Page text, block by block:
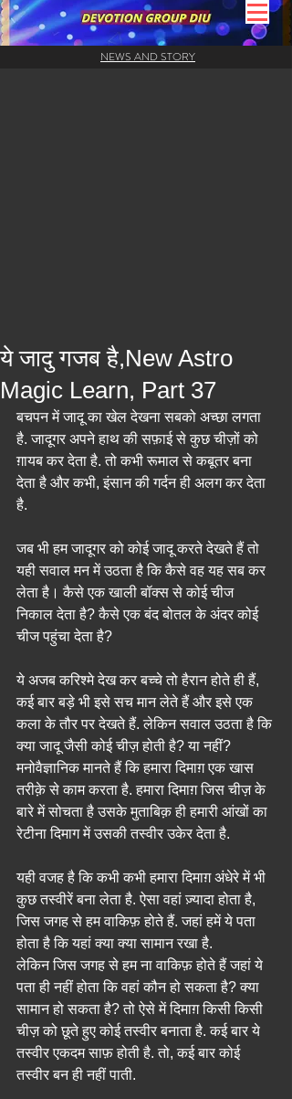
NEWS AND STORY
ये जादु गजब है,New Astro
Magic Learn, Part 37
बचपन में जादू का खेल देखना सबको अच्छा लगता
है. जादूगर अपने हाथ की सफ़ाई से कुछ चीज़ों को
ग़ायब कर देता है. तो कभी रूमाल से कबूतर बना
देता है और कभी, इंसान की गर्दन ही अलग कर देता
है.
जब भी हम जादूगर को कोई जादू करते देखते हैं तो
यही सवाल मन में उठता है कि कैसे वह यह सब कर
लेता है। कैसे एक खाली बॉक्स से कोई चीज
निकाल देता है? कैसे एक बंद बोतल के अंदर कोई
चीज पहुंचा देता है?
ये अजब करिश्मे देख कर बच्चे तो हैरान होते ही हैं,
कई बार बड़े भी इसे सच मान लेते हैं और इसे एक
कला के तौर पर देखते हैं. लेकिन सवाल उठता है कि
क्या जादू जैसी कोई चीज़ होती है? या नहीं?
मनोवैज्ञानिक मानते हैं कि हमारा दिमाग़ एक खास
तरीक़े से काम करता है. हमारा दिमाग़ जिस चीज़ के
बारे में सोचता है उसके मुताबिक़ ही हमारी आंखों का
रेटीना दिमाग में उसकी तस्वीर उकेर देता है.
यही वजह है कि कभी कभी हमारा दिमाग़ अंधेरे में भी
कुछ तस्वीरें बना लेता है. ऐसा वहां ज़्यादा होता है,
जिस जगह से हम वाकिफ़ होते हैं. जहां हमें ये पता
होता है कि यहां क्या क्या सामान रखा है.
लेकिन जिस जगह से हम ना वाकिफ़ होते हैं जहां ये
पता ही नहीं होता कि वहां कौन हो सकता है? क्या
सामान हो सकता है? तो ऐसे में दिमाग़ किसी किसी
चीज़ को छूते हुए कोई तस्वीर बनाता है. कई बार ये
तस्वीर एकदम साफ़ होती है. तो, कई बार कोई
तस्वीर बन ही नहीं पाती.